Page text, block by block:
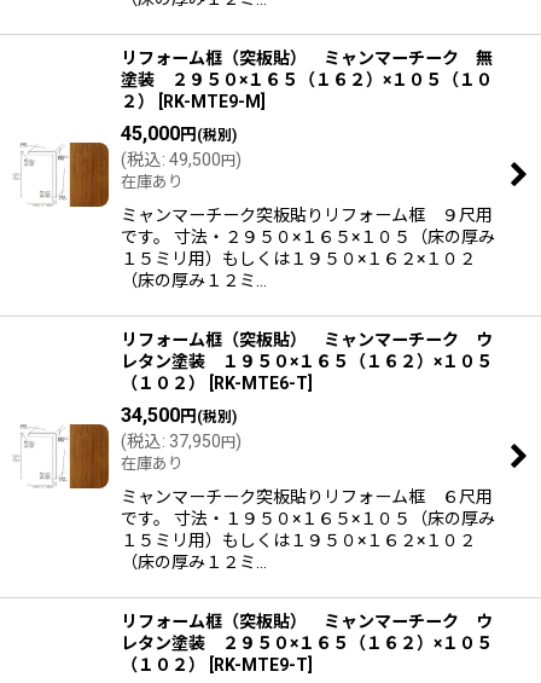
リフォーム框（突板貼） ミャンマーチーク 無
塗装 ２９５０×１６５（１６２）×１０５（１０
２）
RK-MTE9-M
45,000円 (税別)
(税込: 49,500円)
在庫あり
ミャンマーチーク突板貼りリフォーム框 ９尺用
です。 寸法・２９５０×１６５×１０５（床の厚み
１５ミリ用）もしくは１９５０×１６２×１０２
（床の厚み１２ミ…
リフォーム框（突板貼） ミャンマーチーク ウ
レタン塗装 １９５０×１６５（１６２）×１０５
（１０２）
RK-MTE6-T
34,500円 (税別)
(税込: 37,950円)
在庫あり
ミャンマーチーク突板貼りリフォーム框 ６尺用
です。 寸法・１９５０×１６５×１０５（床の厚み
１５ミリ用）もしくは１９５０×１６２×１０２
（床の厚み１２ミ…
リフォーム框（突板貼） ミャンマーチーク ウ
レタン塗装 ２９５０×１６５（１６２）×１０５
（１０２）
RK-MTE9-T